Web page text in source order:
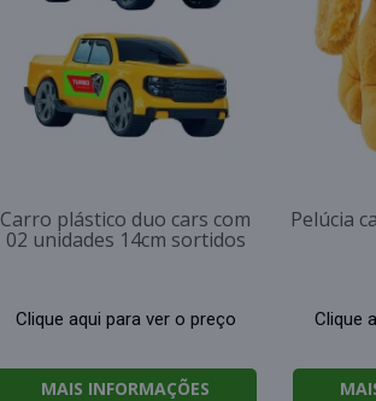
Carro plástico duo cars com
02 unidades 14cm sortidos
Clique aqui para ver o preço
MAIS INFORMAÇÕES
Pelúcia
Clique